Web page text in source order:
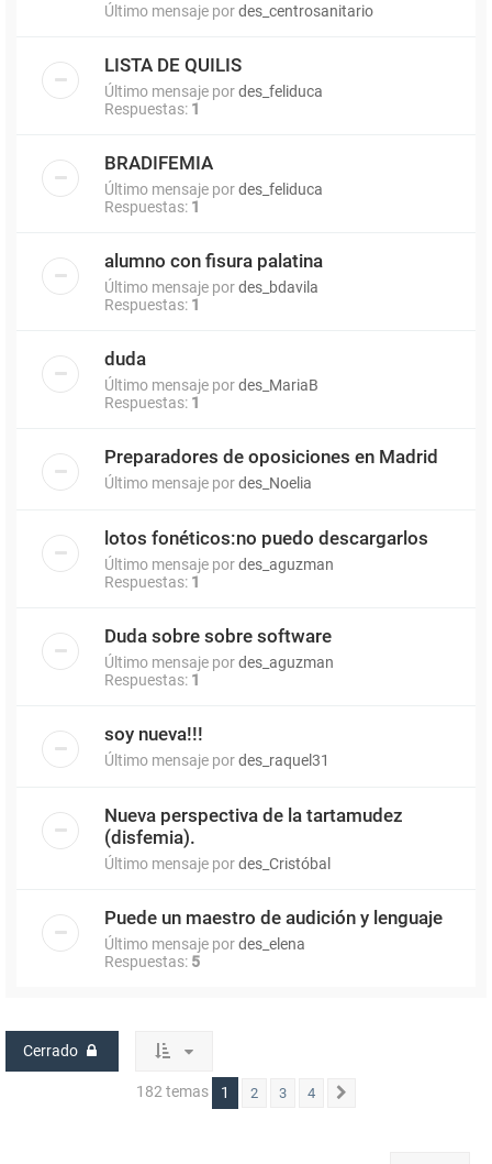
Último mensaje pordes_centrosanitario
LISTA DE QUILIS
Último mensaje pordes_feliduca
Respuestas: 1
BRADIFEMIA
Último mensaje pordes_feliduca
Respuestas: 1
alumno con fisura palatina
Último mensaje pordes_bdavila
Respuestas: 1
duda
Último mensaje pordes_MariaB
Respuestas: 1
Preparadores de oposiciones en Madrid
Último mensaje pordes_Noelia
lotos fonéticos:no puedo descargarlos
Último mensaje pordes_aguzman
Respuestas: 1
Duda sobre sobre software
Último mensaje pordes_aguzman
Respuestas: 1
soy nueva!!!
Último mensaje pordes_raquel31
Nueva perspectiva de la tartamudez
(disfemia).
Último mensaje pordes_Cristóbal
Puede un maestro de audición y lenguaje
Último mensaje pordes_elena
Respuestas: 5
Cerrado
182 temas 1 2 3 4